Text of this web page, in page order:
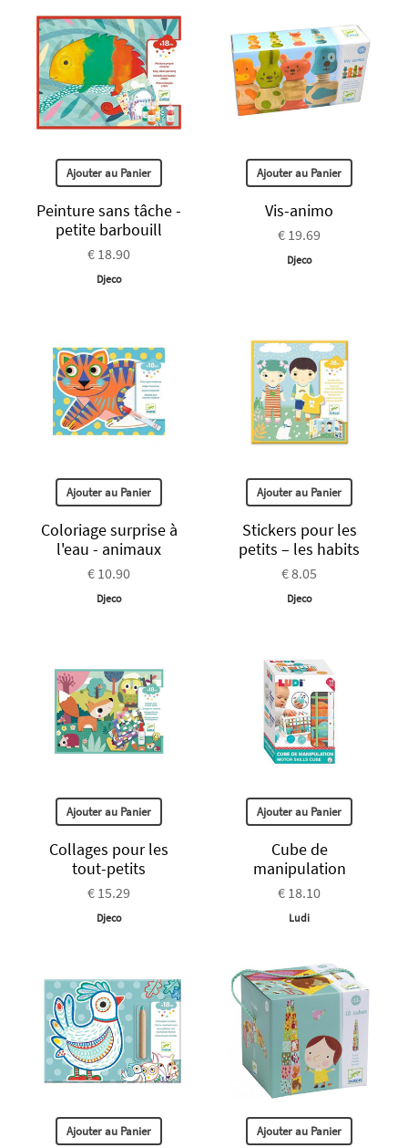
Ajouter au Panier
Peinture sans tâche -
petite barbouill
€ 18.90
Djeco
Ajouter au Panier
Vis-animo
€ 19.69
Djeco
Ajouter au Panier
Coloriage surprise à
l'eau - animaux
€ 10.90
Djeco
Ajouter au Panier
Stickers pour les
petits – les habits
€ 8.05
Djeco
Ajouter au Panier
Collages pour les
tout-petits
€ 15.29
Djeco
Ajouter au Panier
Cube de
manipulation
€ 18.10
Ludi
Ajouter au Panier Ajouter au Panier